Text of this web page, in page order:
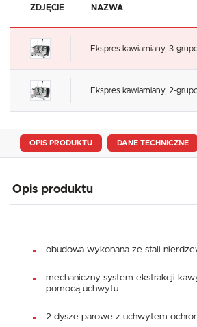
ZDJĘCIE NAZWA
Ekspres kawiarniany, 3-
Ekspres kawiarniany, 2-
OPIS PRODUKTU DANE TECHNICZNE
Opis produktu
obudowa wykonana ze stali
mechaniczny system ekstrakcji
pomocą uchwytu
2 dysze parowe z uchwytem